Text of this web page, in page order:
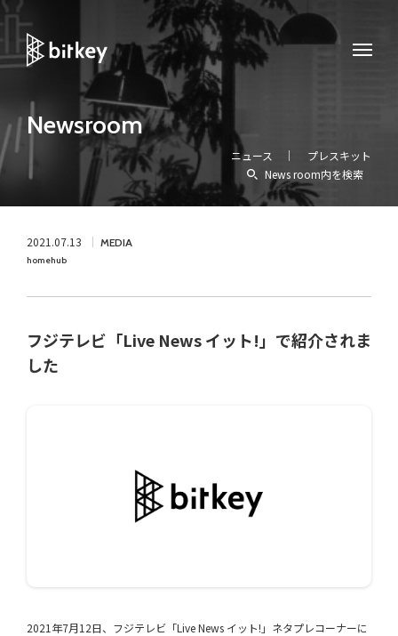
Newsroom
ニュース
プレスキット
News room内を検索
2021.07.13 MEDIA
homehub
フジテレビ「Live News イット!」で紹介されま
した
2021年7月12日、フジテレビ「Live News イット!」ネタプレコーナーに